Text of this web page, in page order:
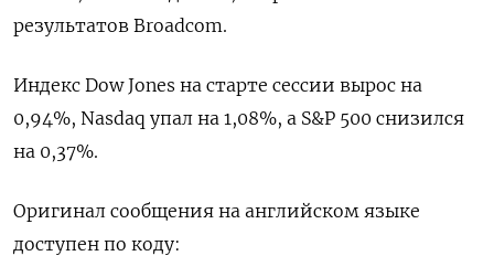
‌результатов Broadcom.
Индекс Dow Jones ​на ​старте ‌сессии вырос ​на
0,94%, Nasdaq упал на 1,08%, а S&P 500 ​снизился
⁠на 0,37%.
Оригинал сообщения ‌на английском ‌языке
доступен ​по коду: